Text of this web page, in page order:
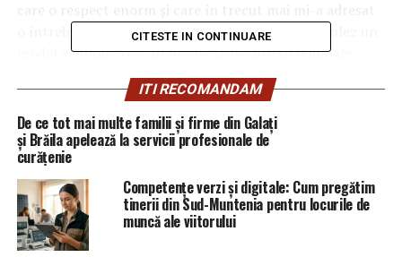
o întrebare care mi-a permis să inițiez și să formulez un
model econometric, în premieră despre sistemul de
justiție din România și de larg interes în SUA (despre
care am scris AICI). Vă voi spune ce am răspuns și cum
am fost corectat, la final, dar înainte este necesar de
reamintit, în preambul, studiul amintit.
Studiul din aprilie 2019 despre situația justiției din
România m-a condus la următoarele
în căile definitive de atac, 67% dintre judecătorii din
România nu dau doi bani pe lege; la acest rezultat
contribuie lipsa reală de răspundere a magistraților.
CITESTE IN CONTINUARE
ITI RECOMANDAM
De ce tot mai multe familii și firme din Galați
și Brăila apelează la servicii profesionale de
curățenie
Competențe verzi și digitale: Cum pregătim
tinerii din Sud-Muntenia pentru locurile de
muncă ale viitorului